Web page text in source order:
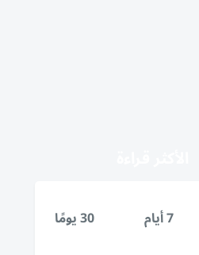
7 أيام 30 يومًا